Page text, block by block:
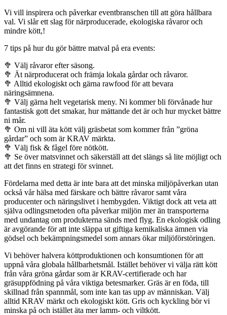
Vi vill inspirera och påverkar eventbranschen till att göra hållbara
val. Vi slår ett slag för närproducerade, ekologiska råvaror och
mindre kött,!
7 tips på hur du gör bättre matval på era events:
🥦 Välj råvaror efter säsong.
🥦 Ät närproducerat och främja lokala gårdar och råvaror.
🥦 Alltid ekologiskt och gärna rawfood för att bevara
näringsämnena.
🥦 Välj gärna helt vegetarisk meny. Ni kommer bli förvånade hur
fantastisk gott det smakar, hur mättande det är och hur mycket bättre
ni mår.
🥦 Om ni vill äta kött välj gräsbetat som kommer från ”gröna
gårdar” och som är KRAV märkta.
🥦 Välj fisk & fågel före nötkött.
🥦 Se över matsvinnet och säkerställ att det slängs så lite möjligt och
att det finns en strategi för svinnet.
Fördelarna med detta är inte bara att det minska miljöpåverkan utan
också vår hälsa med färskare och bättre råvaror samt våra
producenter och näringslivet i hembygden. Viktigt dock att veta att
själva odlingsmetoden ofta påverkar miljön mer än transporterna
med undantag om produkterna sänds med flyg. En ekologisk odling
är avgörande för att inte släppa ut giftiga kemikaliska ämnen via
gödsel och bekämpningsmedel som annars ökar miljöförstöringen.
Vi behöver halvera köttproduktionen och konsumtionen för att
uppnå våra globala hållbarhetsmål. Istället behöver vi välja rätt kött
från våra gröna gårdar som är KRAV-certifierade och har
gräsuppfödning på våra viktiga betesmarker. Gräs är en föda, till
skillnad från spannmål, som inte kan tas upp av människan. Välj
alltid KRAV märkt och ekologiskt kött. Gris och kyckling bör vi
minska på och istället äta mer lamm- och viltkött.